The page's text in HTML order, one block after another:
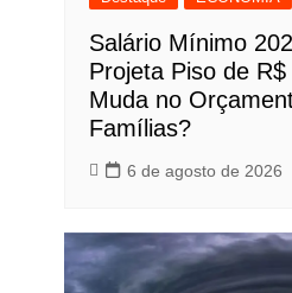
Salário Mínimo
Projeta Piso de
Muda no
Famílias?
6 de agosto de 2026